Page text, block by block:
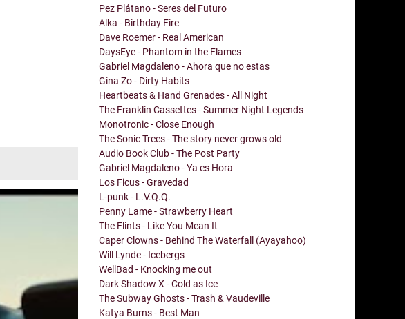
Pez Plátano - Seres del Futuro
Alka - Birthday Fire
Dave Roemer - Real American
DaysEye - Phantom in the Flames
Gabriel Magdaleno - Ahora que no estas
Gina Zo - Dirty Habits
Heartbeats & Hand Grenades - All Night
The Franklin Cassettes - Summer Night Legends
Monotronic - Close Enough
The Sonic Trees - The story never grows old
Audio Book Club - The Post Party
Gabriel Magdaleno - Ya es Hora
Los Ficus - Gravedad
L-punk - L.V.Q.Q.
Penny Lame - Strawberry Heart
The Flints - Like You Mean It
Caper Clowns - Behind The Waterfall (Ayayahoo)
Will Lynde - Icebergs
WellBad - Knocking me out
Dark Shadow X - Cold as Ice
The Subway Ghosts - Trash & Vaudeville
Katya Burns - Best Man